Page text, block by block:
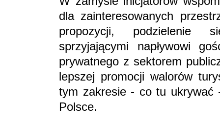
dla zainteresowanych
propozycji, podzielenie
sprzyjającymi napływowi
prywatnego z sektorem
lepszej promocji walorów
tym zakresie - co tu ukrywać
Polsce.